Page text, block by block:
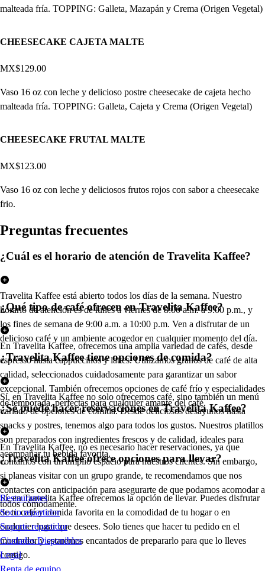
malteada fría. TOPPING: Galleta, Mazapán y Crema (Origen Vegetal)
CHEESECAKE CAJETA MALTE
MX$129.00
Vaso 16 oz con leche y delicioso postre cheesecake de cajeta hecho
malteada fría. TOPPING: Galleta, Cajeta y Crema (Origen Vegetal)
CHEESECAKE FRUTAL MALTE
MX$123.00
Vaso 16 oz con leche y deliciosos frutos rojos con sabor a cheesecake
frio.
Preguntas frecuentes
¿Cuál es el horario de atención de Travelita Kaffee?
Travelita Kaffee está abierto todos los días de la semana. Nuestro
horario de atención es de lunes a viernes de 8:00 a.m. a 9:00 p.m., y
los fines de semana de 9:00 a.m. a 10:00 p.m. Ven a disfrutar de un
delicioso café y un ambiente acogedor en cualquier momento del día.
¿Qué tipo de café ofrecen en Travelita Kaffee?
En Travelita Kaffee, ofrecemos una amplia variedad de cafés, desde
espresso hasta cappuccinos y lattes. Utilizamos granos de café de alta
calidad, seleccionados cuidadosamente para garantizar un sabor
excepcional. También ofrecemos opciones de café frío y especialidades
de temporada, perfectas para cualquier amante del café.
¿Travelita Kaffee tiene opciones de comida?
Sí, en Travelita Kaffee no solo ofrecemos café, sino también un menú
variado de opciones de comida. Desde deliciosos desayunos hasta
snacks y postres, tenemos algo para todos los gustos. Nuestros platillos
son preparados con ingredientes frescos y de calidad, ideales para
acompañar tu bebida favorita.
¿Se puede hacer reservaciones en Travelita Kaffee?
En Travelita Kaffee, no es necesario hacer reservaciones, ya que
contamos con un amplio espacio para nuestros clientes. Sin embargo,
si planeas visitar con un grupo grande, te recomendamos que nos
contactes con anticipación para asegurarte de que podamos acomodar a
todos cómodamente.
¿Travelita Kaffee ofrece opciones para llevar?
Sí, en Travelita Kaffee ofrecemos la opción de llevar. Puedes disfrutar
de tu café y comida favorita en la comodidad de tu hogar o en
cualquier lugar que desees. Solo tienes que hacer tu pedido en el
mostrador y estaremos encantados de prepararlo para que lo lleves
contigo.
Restaurantes
Socio repartidor
Soporte repartidor
Ciudades Disponibles
Legal
Renta de equipo